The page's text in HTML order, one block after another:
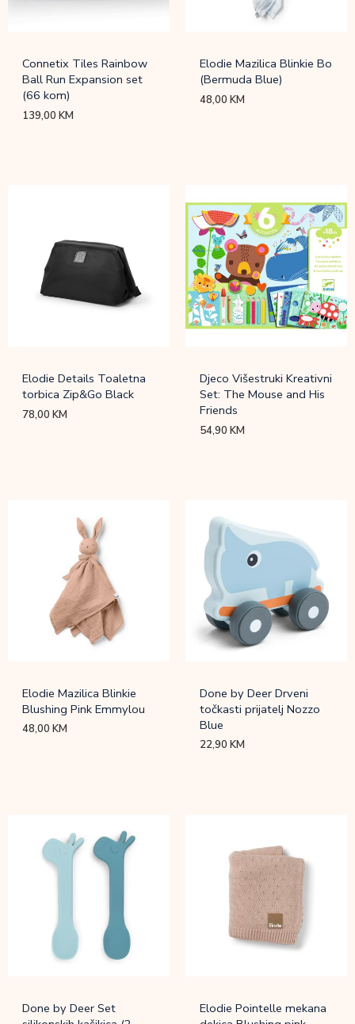
Connetix Tiles Rainbow
Ball Run Expansion set
(66 kom)
139,00KM
Elodie Mazilica Blinkie Bo
(Bermuda Blue)
48,00KM
Elodie Details Toaletna
torbica Zip&Go Black
78,00KM
Djeco Višestruki Kreativni
Set: The Mouse and His
Friends
54,90KM
Elodie Mazilica Blinkie
Blushing Pink Emmylou
48,00KM
Done by Deer Drveni
točkasti prijatelj Nozzo
Blue
22,90KM
Done by Deer Set
Elodie Pointelle mekana